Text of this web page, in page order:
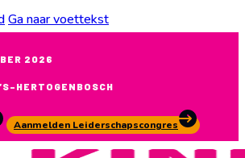
Ga naar voettekst
2026
HERTOGENBOSCH
Aanmelden Leiderschapscongres